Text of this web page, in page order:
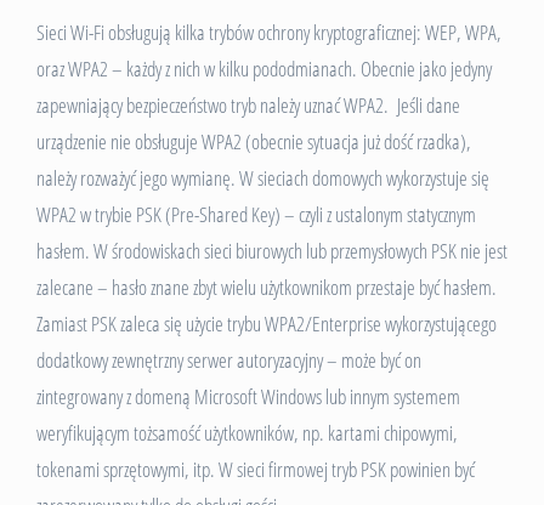
Sieci Wi-Fi obsługują kilka trybów ochrony kryptograficznej: WEP, WPA,
oraz WPA2 – każdy z nich w kilku pododmianach. Obecnie jako jedyny
zapewniający bezpieczeństwo tryb należy uznać WPA2. Jeśli dane
urządzenie nie obsługuje WPA2 (obecnie sytuacja już dość rzadka),
należy rozważyć jego wymianę. W sieciach domowych wykorzystuje się
WPA2 w trybie PSK (Pre-Shared Key) – czyli z ustalonym statycznym
hasłem. W środowiskach sieci biurowych lub przemysłowych PSK nie jest
zalecane – hasło znane zbyt wielu użytkownikom przestaje być hasłem.
Zamiast PSK zaleca się użycie trybu WPA2/Enterprise wykorzystującego
dodatkowy zewnętrzny serwer autoryzacyjny – może być on
zintegrowany z domeną Microsoft Windows lub innym systemem
weryfikującym tożsamość użytkowników, np. kartami chipowymi,
tokenami sprzętowymi, itp. W sieci firmowej tryb PSK powinien być